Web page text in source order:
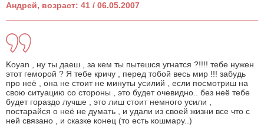
Андрей, возраст: 41 / 06.05.2007
Koyan , ну ты даеш , за кем ты пытешся угнатся ?!!!! тебе нужен
этот геморой ? Я тебе кричу , перед тобой весь мир !!! забудь
про неё , она не стоит не минуты усилий , если посмотриш на
свою ситуацию со стороны , это будет очевидно.. без неё тебе
будет гораздо лучше , это лиш стоит немного усили ,
постарайся о неё не думать , и удали из своей жизни все что с
ней связано , и сказке конец (то есть кошмару..)